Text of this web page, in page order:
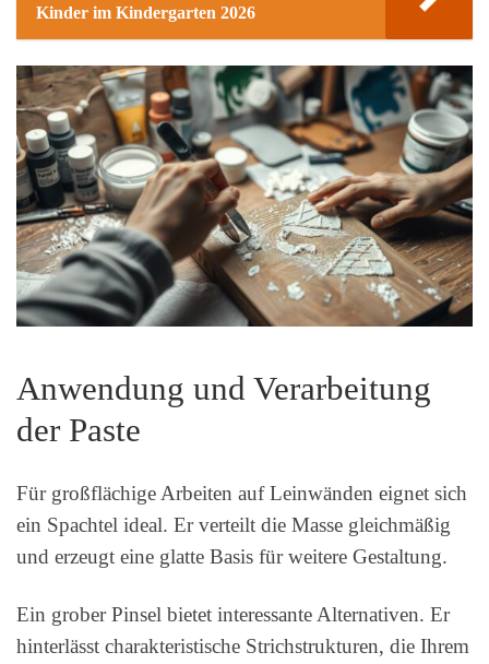
Kinder im Kindergarten 2026
Anwendung und Verarbeitung
der Paste
Für großflächige Arbeiten auf Leinwänden eignet sich
ein Spachtel ideal. Er verteilt die Masse gleichmäßig
und erzeugt eine glatte Basis für weitere Gestaltung.
Ein grober Pinsel bietet interessante Alternativen. Er
hinterlässt charakteristische Strichstrukturen, die Ihrem